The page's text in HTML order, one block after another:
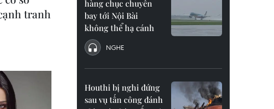
hàng chục chuyến
bay tới Nội Bài
không thể hạ cánh
NGHE
Houthi bị nghi đứng
sau vụ tấn công đánh